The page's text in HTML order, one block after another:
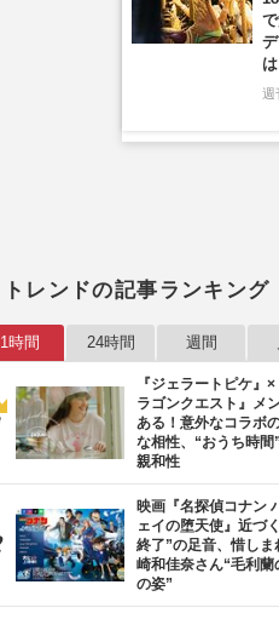
トレンドの記事ランキング
1時間 24時間 週間
『ジェラートピケ』×
ラゴンクエスト』メ
ある！意外なコラボ
な相性、“おうち時間
親和性
映画『名探偵コナン
ェイの堕天使』近づ
終了”の足音、惜しま
崎和佳奈さん“毛利蘭
の姿”